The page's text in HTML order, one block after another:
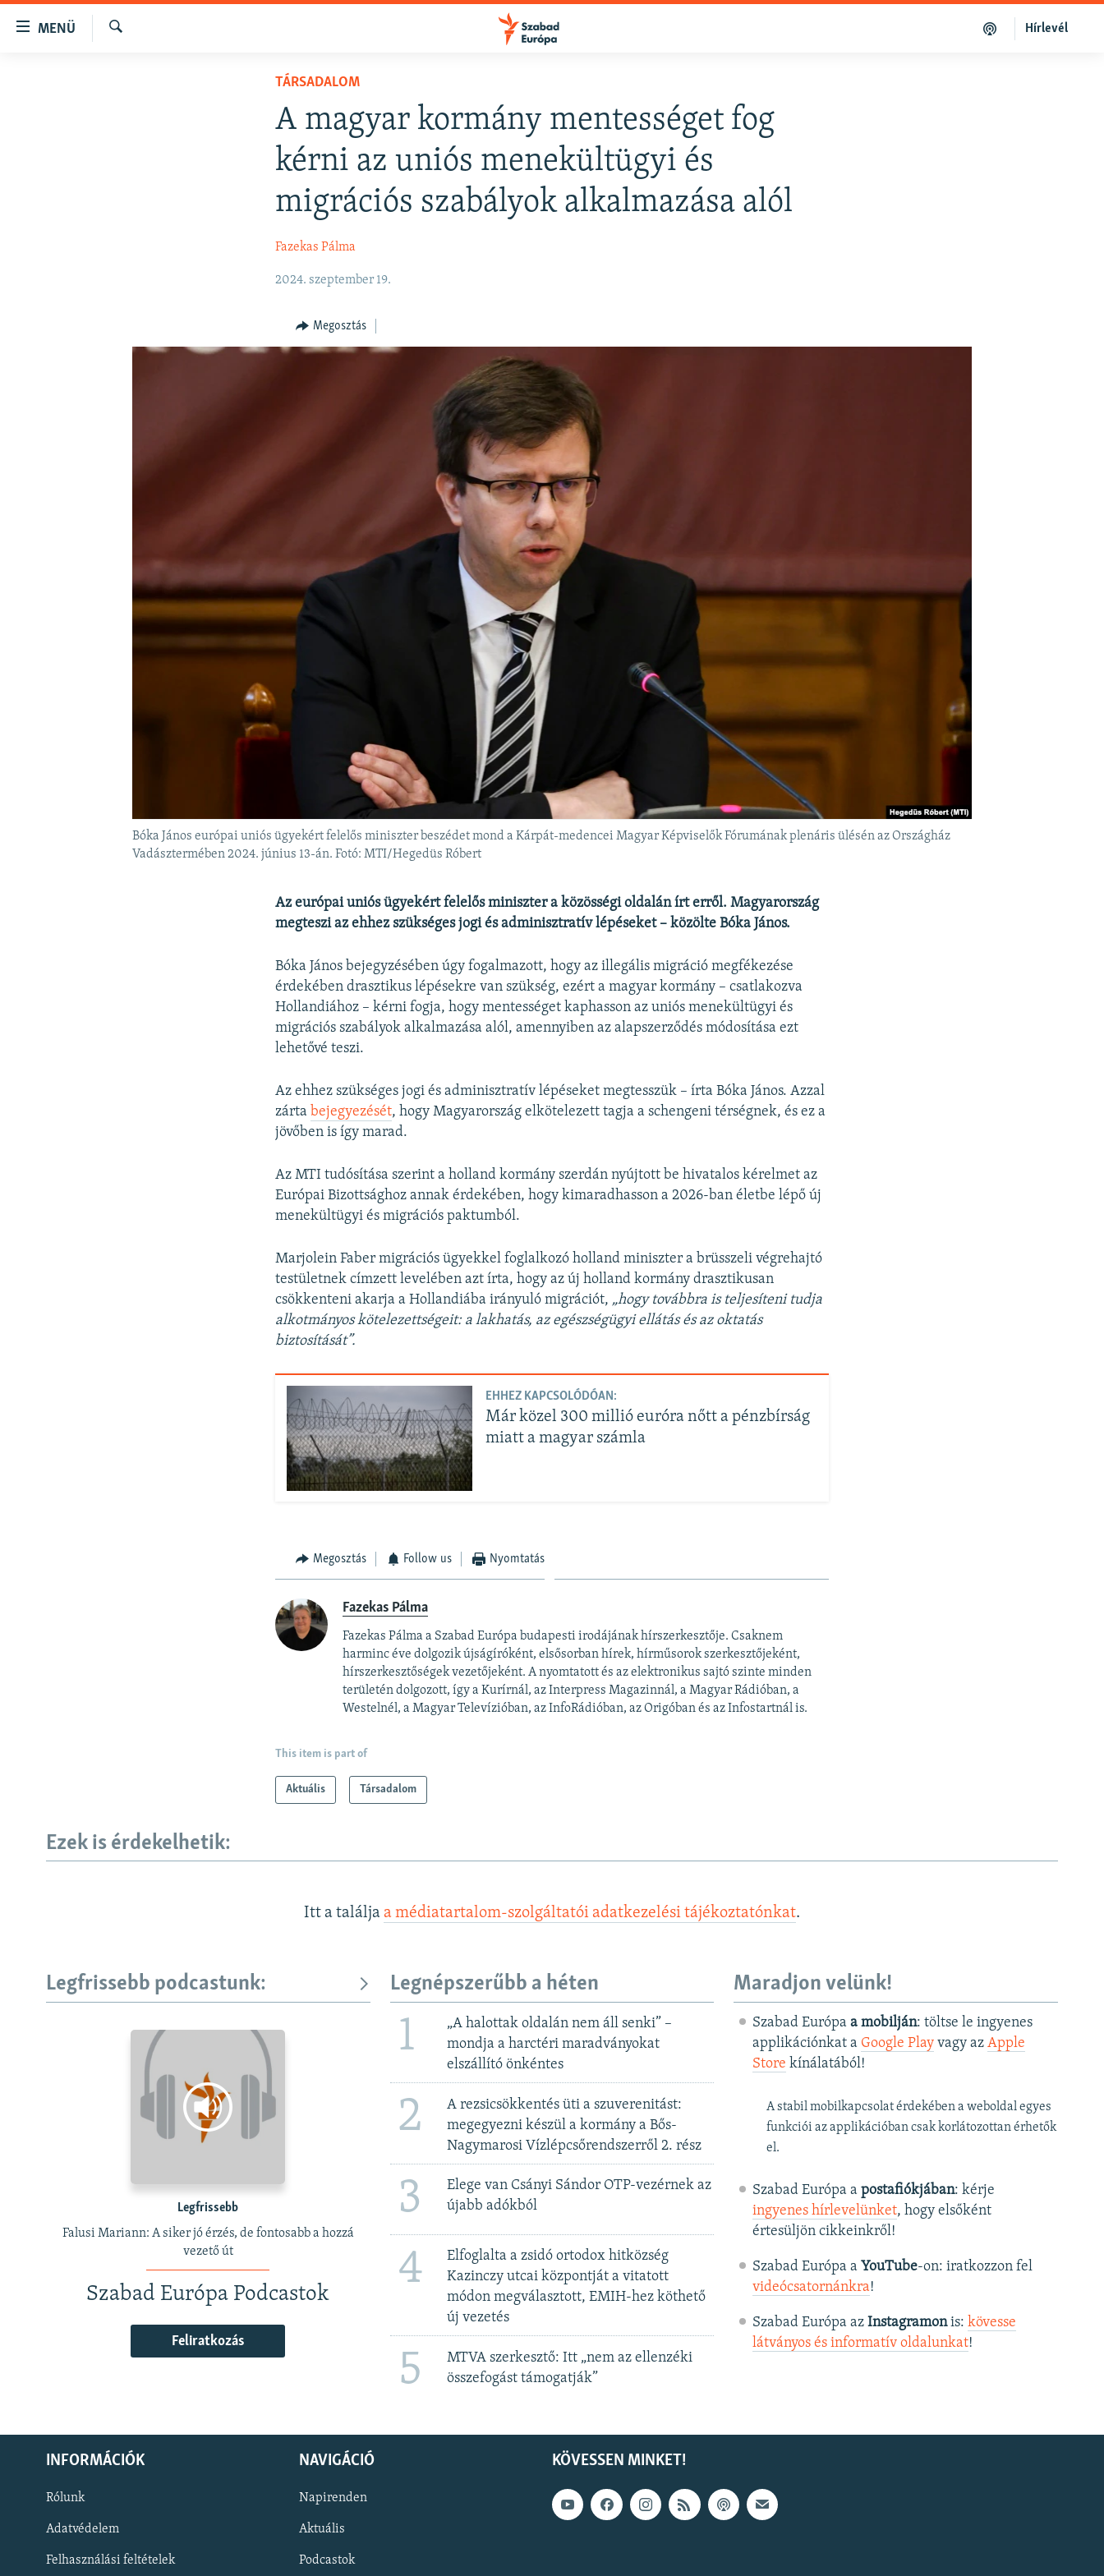
Akadálymentes
MENÜ Hírlevél
TÁRSADALOM
A magyar kormány mentességet fog
kérni az uniós menekültügyi és
migrációs szabályok alkalmazása alól
Fazekas Pálma
2024. szeptember 19.
Megosztás
Bóka János európai uniós ügyekért felelős miniszter beszédet mond a Kárpát-medencei Magyar Képviselők Fórumának plenáris ülésén az Országház
Vadásztermében 2024. június 13-án. Fotó: MTI/Hegedüs Róbert
Az európai uniós ügyekért felelős miniszter a közösségi oldalán írt erről. Magyarország
megteszi az ehhez szükséges jogi és adminisztratív lépéseket – közölte Bóka János.
Bóka János bejegyzésében úgy fogalmazott, hogy az illegális migráció megfékezése
érdekében drasztikus lépésekre van szükség, ezért a magyar kormány – csatlakozva
Hollandiához – kérni fogja, hogy mentességet kaphasson az uniós menekültügyi és
migrációs szabályok alkalmazása alól, amennyiben az alapszerződés módosítása ezt
lehetővé teszi.
Az ehhez szükséges jogi és adminisztratív lépéseket megtesszük – írta Bóka János. Azzal
zárta bejegyezését, hogy Magyarország elkötelezett tagja a schengeni térségnek, és ez a
jövőben is így marad.
Az MTI tudósítása szerint a holland kormány szerdán nyújtott be hivatalos kérelmet az
Európai Bizottsághoz annak érdekében, hogy kimaradhasson a 2026-ban életbe lépő új
menekültügyi és migrációs paktumból.
Marjolein Faber migrációs ügyekkel foglalkozó holland miniszter a brüsszeli végrehajtó
testületnek címzett levelében azt írta, hogy az új holland kormány drasztikusan
csökkenteni akarja a Hollandiába irányuló migrációt, „hogy továbbra is teljesíteni tudja
alkotmányos kötelezettségeit: a lakhatás, az egészségügyi ellátás és az oktatás
biztosítását”.
EHHEZ KAPCSOLÓDÓAN:
Már közel 300 millió euróra nőtt a pénzbírság
miatt a magyar számla
Megosztás Follow us Nyomtatás
Fazekas Pálma
Fazekas Pálma a Szabad Európa budapesti irodájának hírszerkesztője. Csaknem
harminc éve dolgozik újságíróként, elsősorban hírek, hírműsorok szerkesztőjeként,
hírszerkesztőségek vezetőjeként. A nyomtatott és az elektronikus sajtó szinte minden
területén dolgozott, így a Kurírnál, az Interpress Magazinnál, a Magyar Rádióban, a
Westelnél, a Magyar Televízióban, az InfoRádióban, az Origóban és az Infostartnál is.
This item is part of
Aktuális Társadalom
Ezek is érdekelhetik:
Itt a találja a médiatartalom-szolgáltatói adatkezelési tájékoztatónkat.
Legfrissebb podcastunk:
Legfrissebb
Falusi Mariann: A siker jó érzés, de fontosabb a hozzá
vezető út
Szabad Európa Podcastok
Feliratkozás
FELIRATKOZÁS
Apple Podcasts
Legnépszerűbb a héten
1
„A halottak oldalán nem áll senki” –
mondja a harctéri maradványokat
elszállító önkéntes
2
A rezsicsökkentés üti a szuverenitást:
megegyezni készül a kormány a Bős-
Nagymarosi Vízlépcsőrendszerről 2. rész
3
Elege van Csányi Sándor OTP-vezérnek az
újabb adókból
4
Elfoglalta a zsidó ortodox hitközség
Kazinczy utcai központját a vitatott
módon megválasztott, EMIH-hez köthető
új vezetés
5
MTVA szerkesztő: Itt „nem az ellenzéki
összefogást támogatják”
Maradjon velünk!
Szabad Európa a mobilján: töltse le ingyenes
applikációnkat a Google Playvagy az Apple
Store kínálatából!
A stabil mobilkapcsolat érdekében a weboldal egyes
funkciói az applikációban csak korlátozottan érhetők
el.
Szabad Európa a postafiókjában: kérje
ingyenes hírlevelünket, hogy elsőként
értesüljön cikkeinkről!
Szabad Európa a YouTube-on: iratkozzon fel
videócsatornánkra!
Szabad Európa az Instagramonis: kövesse
látványos és informatív oldalunkat! ​
KÖVESSEN MINKET!
INFORMÁCIÓK
Rólunk
Adatvédelem
Felhasználási feltételek
NAVIGÁCIÓ
Napirenden
Aktuális
Podcastok